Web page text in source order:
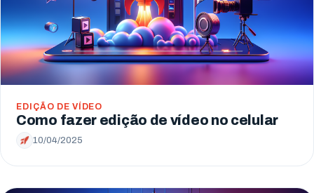
EDIÇÃO DE VÍDEO
Como fazer edição de vídeo no celular
10/04/2025